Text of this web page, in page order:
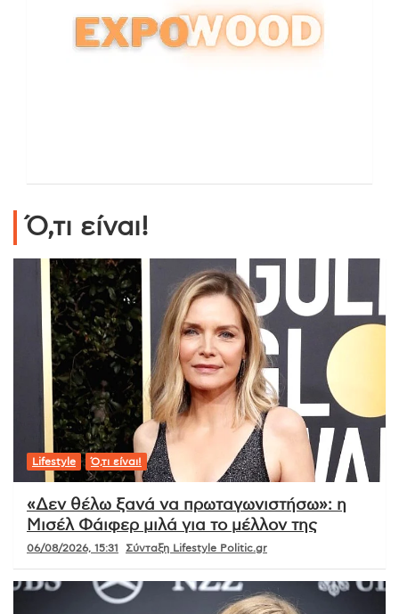
Ό,τι είναι!
Lifestyle Ό,τι είναι!
«Δεν θέλω ξανά να πρωταγωνιστήσω»: η
Μισέλ Φάιφερ μιλά για το μέλλον της
06/08/2026, 15:31 Σύνταξη Lifestyle Politic.gr